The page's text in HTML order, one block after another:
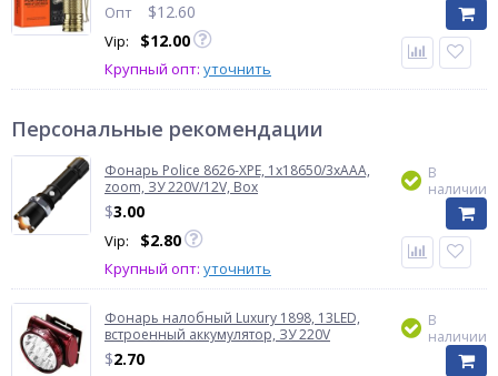
Опт $12.60
Vip: $12.00
Крупный опт: уточнить
Персональные рекомендации
Фонарь Police 8626-XPE, 1х18650/3xAAA,
zoom, ЗУ 220V/12V, Box
$3.00
Vip: $2.80
Крупный опт: уточнить
В
наличии
Фонарь налобный Luxury 1898, 13LED,
встроенный аккумулятор, ЗУ 220V
$2.70
В
наличии